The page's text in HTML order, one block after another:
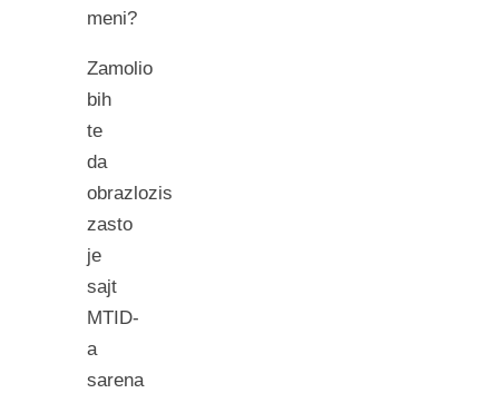
meni?
Zamolio
bih
te
da
obrazlozis
zasto
je
sajt
MTID-
a
sarena